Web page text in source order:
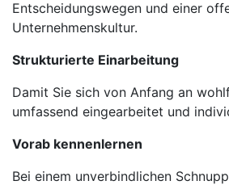
Entscheidungswegen und einer
Unternehmenskultur.
Strukturierte Einarbeitung
Damit Sie sich von Anfang an
umfassend eingearbeitet und
Vorab kennenlernen
Bei einem unverbindlichen